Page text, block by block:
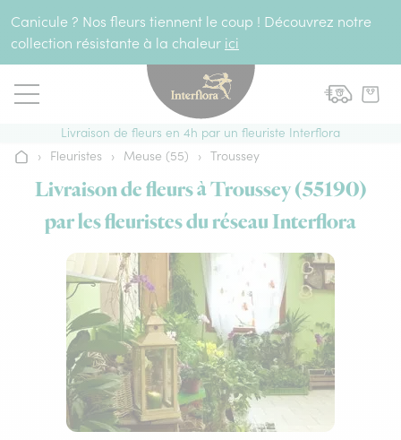
Canicule ? Nos fleurs tiennent le coup ! Découvrez notre
collection résistante à la chaleur ici
Livraison de fleurs en 4h par un fleuriste Interflora
Accueil
› Fleuristes › Meuse (55) › Troussey
Livraison de fleurs à Troussey (55190)
par les fleuristes du réseau Interflora